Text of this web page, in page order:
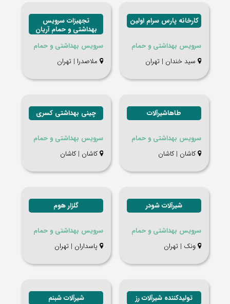
کارخانه پارس سرام اولین
سرویس بهداشتی و حمام
سید خندان | تهران
تجهیزات سرویس
بهداشتی و حمام آریان
سرویس بهداشتی و حمام
ملاصدرا | تهران
طاهاشیرآلات
سرویس بهداشتی و حمام
کاشان | کاشان
چینی بهداشتی کسری
سرویس بهداشتی و حمام
کاشان | کاشان
شیرآلات شودر
سرویس بهداشتی و حمام
ونک | تهران
گلزار هوم
سرویس بهداشتی و حمام
پاسداران | تهران
تولیدکننده شیرآلات رز شیرآلات شبنم